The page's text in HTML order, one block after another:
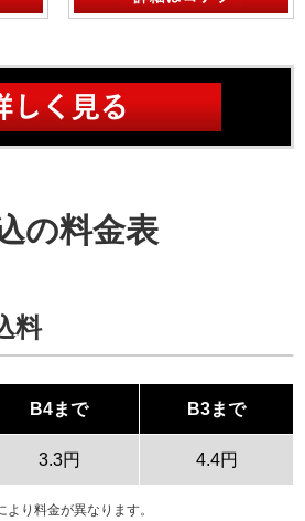
の料金表
料
B4まで B3まで
3.3円 4.4円
り料金が異なります。